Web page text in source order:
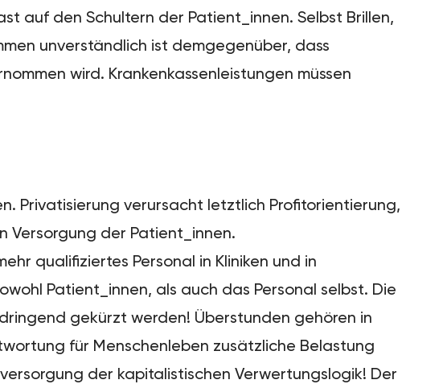
auf den Schultern der Patient_innen. Selbst Brillen,
unverständlich ist demgegenüber, dass
wird. Krankenkassenleistungen müssen
Privatisierung verursacht letztlich Profitorientierung,
Versorgung der Patient_innen.
qualifiziertes Personal in Kliniken und in
Patient_innen, als auch das Personal selbst. Die
gekürzt werden! Überstunden gehören in
für Menschenleben zusätzliche Belastung
der kapitalistischen Verwertungslogik! Der